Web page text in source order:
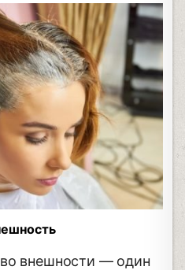
внешности — один